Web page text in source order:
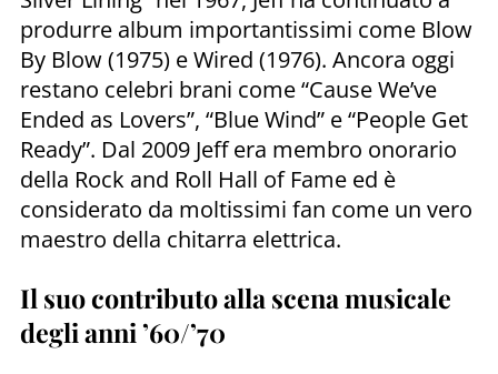
produrre album importantissimi come Blow
By Blow (1975) e Wired (1976). Ancora oggi
restano celebri brani come “Cause We’ve
Ended as Lovers”, “Blue Wind” e “People Get
Ready”. Dal 2009 Jeff era membro onorario
della Rock and Roll Hall of Fame ed è
considerato da moltissimi fan come un vero
maestro della chitarra elettrica.
Il suo contributo alla scena musicale
degli anni ’60/’70